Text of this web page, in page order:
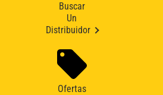
Buscar
Un
Distribuidor
Ofertas